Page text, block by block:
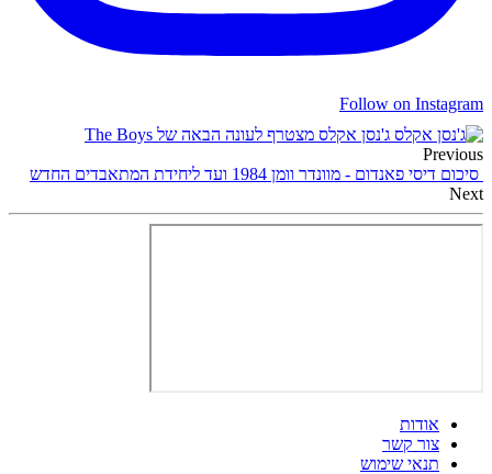
Follow on Instagram
ג'נסן אקלס מצטרף לעונה הבאה של The Boys
Previous
סיכום דיסי פאנדום - מוונדר וומן 1984 ועד ליחידת המתאבדים החדש
Next
אודות
צור קשר
תנאי שימוש